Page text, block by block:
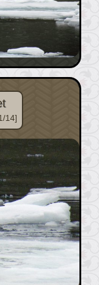
14]